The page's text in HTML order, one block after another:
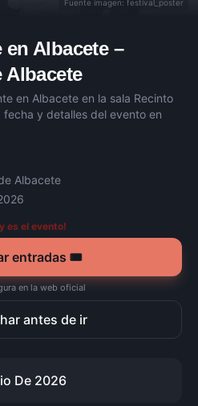
Fuente imagen: festival_poster
en Albacete–
Albacete
en Albacete en la sala Recinto
fecha y detalles del evento en
Albacete
es el evento!
entradas 🎟️
en la web oficial
antes de ir
De 2026